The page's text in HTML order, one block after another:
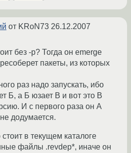
от KRoN73 26.12.2007
без -p? Тогда он emerge
пакеты, из которых
раз надо запускать, ибо
Б, а Б юзает В и вот это В
И с первого раза он А
додумается.
стоит в текущем каталоге
файлы .revdep*, иначе он